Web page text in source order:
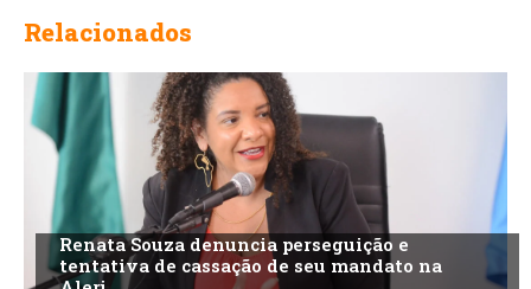
Relacionados
Renata Souza denuncia perseguição e
tentativa de cassação de seu mandato na